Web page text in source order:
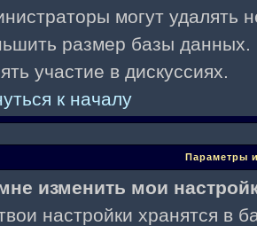
могут удалять
размер базы данных.
участие в дискуссиях.
к началу
Параметры
изменить мои
настройки хранятся в